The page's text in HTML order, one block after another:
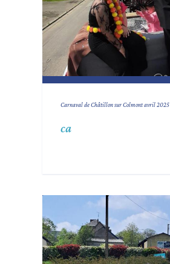
Carnaval de Châtillon sur Colmont avril 2025
ca